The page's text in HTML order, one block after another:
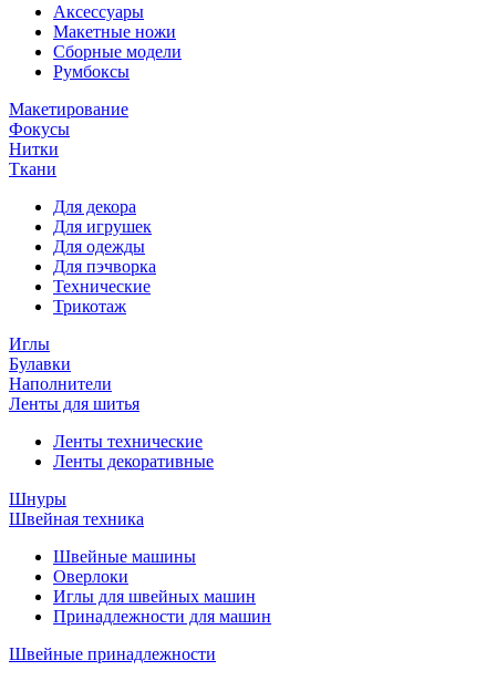
Аксессуары
Макетные ножи
Сборные модели
Румбоксы
Макетирование
Фокусы
Нитки
Ткани
Для декора
Для игрушек
Для одежды
Для пэчворка
Технические
Трикотаж
Иглы
Булавки
Наполнители
Ленты для шитья
Ленты технические
Ленты декоративные
Шнуры
Швейная техника
Швейные машины
Оверлоки
Иглы для швейных машин
Принадлежности для машин
Швейные принадлежности